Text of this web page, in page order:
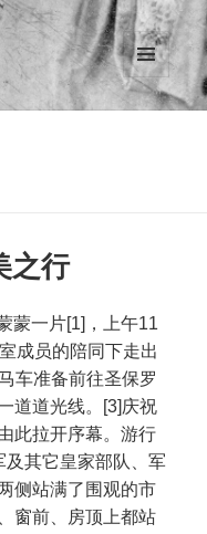
菜单和
挂件
之行
蒙一片[1]，上午11
成员的陪同下走出
车准备前往圣保罗
道道光线。[3]庆祝
此拉开序幕。游行
及其它皇家部队、军
侧站满了围观的市
窗前、房顶上都站